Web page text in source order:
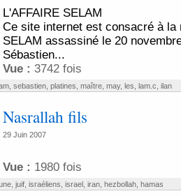
L'AFFAIRE SELAM
Ce site internet est consacré à la
SELAM assassiné le 20
Sébastien...
Vue : 3742 fois
, sebastien, platines maître, may, les lam.c ilan
Nasrallah fils
29 Juin 2007
Vue : 1980 fois
, juif, israéliens israel, iran, hezbollah, hamas